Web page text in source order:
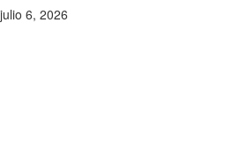
julio 6, 2026